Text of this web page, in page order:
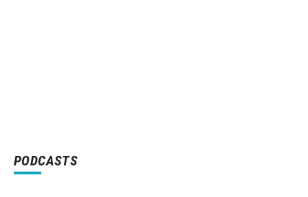
PODCASTS